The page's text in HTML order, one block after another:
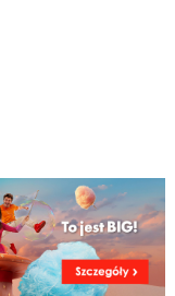
regionu/
Reddit Share